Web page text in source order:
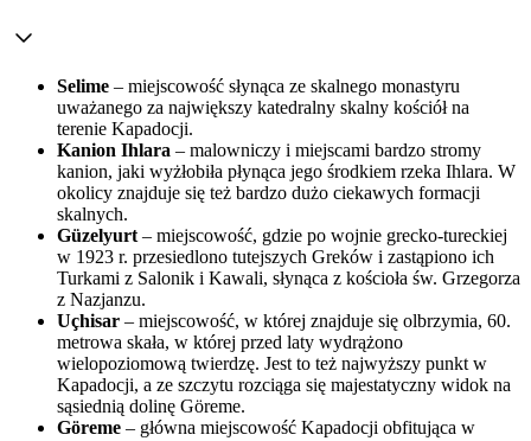
Selime – miejscowość słynąca ze skalnego monastyru
uważanego za największy katedralny skalny kościół na
terenie Kapadocji.
Kanion Ihlara – malowniczy i miejscami bardzo stromy
kanion, jaki wyżłobiła płynąca jego środkiem rzeka Ihlara. W
okolicy znajduje się też bardzo dużo ciekawych formacji
skalnych.
Güzelyurt – miejscowość, gdzie po wojnie grecko-tureckiej
w 1923 r. przesiedlono tutejszych Greków i zastąpiono ich
Turkami z Salonik i Kawali, słynąca z kościoła św. Grzegorza
z Nazjanzu.
Uçhisar – miejscowość, w której znajduje się olbrzymia, 60.
metrowa skała, w której przed laty wydrążono
wielopoziomową twierdzę. Jest to też najwyższy punkt w
Kapadocji, a ze szczytu rozciąga się majestatyczny widok na
sąsiednią dolinę Göreme.
Göreme – główna miejscowość Kapadocji obfitująca w